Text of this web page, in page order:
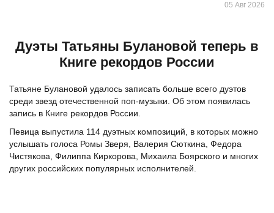
05 Авг 2026
Дуэты Татьяны Булановой теперь в
Книге рекордов России
Татьяне Булановой удалось записать больше всего дуэтов
среди звезд отечественной поп-музыки. Об этом появилась
запись в Книге рекордов России.
Певица выпустила 114 дуэтных композиций, в которых можно
услышать голоса Ромы Зверя, Валерия Сюткина, Федора
Чистякова, Филиппа Киркорова, Михаила Боярского и многих
других российских популярных исполнителей.